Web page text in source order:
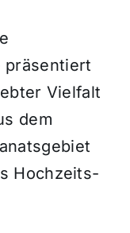
präsentiert
Vielfalt
dem
Hochzeits-